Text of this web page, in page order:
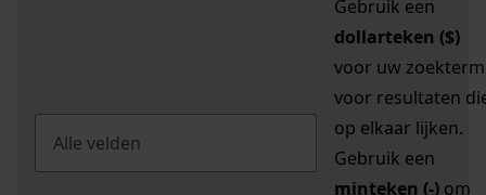
Gebruik een
dollarteken ($)
voor uw zoekterm
voor resultaten
op elkaar lijken.
Gebruik een
minteken (-) om